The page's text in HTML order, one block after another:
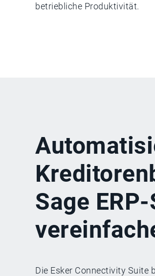
betriebliche Produktivität.
Sage
Die Esker Connectivity Suite